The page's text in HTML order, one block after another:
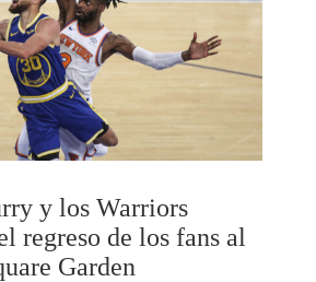
y los Warriors
regreso de los fans al
Garden